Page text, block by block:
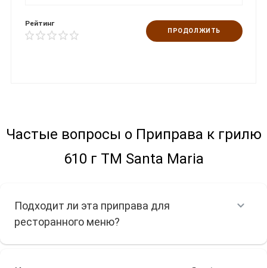
Рейтинг
ПРОДОЛЖИТЬ
Частые вопросы о Приправа к грилю
610 г ТМ Santa Maria
Подходит ли эта приправа для
ресторанного меню?